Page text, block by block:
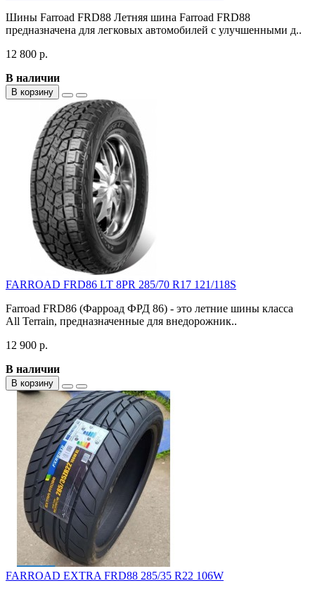
Шины Farroad FRD88 Летняя шина Farroad FRD88
предназначена для легковых автомобилей с улучшенными д..
12 800 р.
В наличии
В корзину
FARROAD FRD86 LT 8PR 285/70 R17 121/118S
Farroad FRD86 (Фарроад ФРД 86) - это летние шины класса
All Terrain, предназначенные для внедорожник..
12 900 р.
В наличии
В корзину
FARROAD EXTRA FRD88 285/35 R22 106W